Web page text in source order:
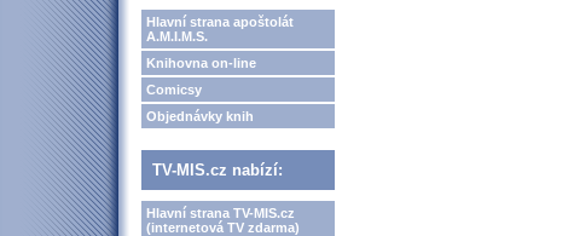
Hlavní strana apoštolát
A.M.I.M.S.
Knihovna on-line
Comicsy
Objednávky knih
TV-MIS.cz nabízí:
Hlavní strana TV-MIS.cz
(internetová TV zdarma)